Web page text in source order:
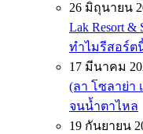
26 มิถุนายน
Lak Resort
ทำไมรีสอร์ต
17 มีนาคม
(ลา โซลาย่า
จนน้ำตาไหล
19 กันยายน